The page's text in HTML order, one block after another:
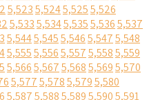
5,5235,5245,5255,526
5,5335,5345,5355,5365,537
5,5445,5455,5465,5475,548
5,5555,5565,5575,5585,559
5,5665,5675,5685,5695,570
5,5775,5785,5795,580
5,5875,5885,5895,5905,591